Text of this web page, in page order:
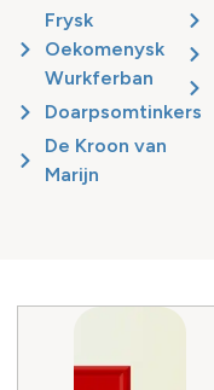
Frysk
Oekomenysk
Wurkferban
Doarpsomtinkers
De Kroon van
Marijn